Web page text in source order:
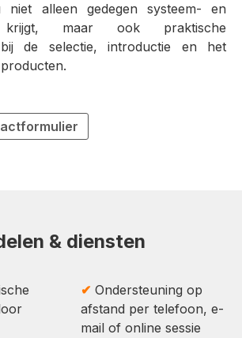
niet alleen gedegen systeem- en
krijgt, maar ook praktische
bij de selectie, introductie en het
& diensten
✔ Ondersteuning op
afstand per telefoon, e-
mail of online sessie